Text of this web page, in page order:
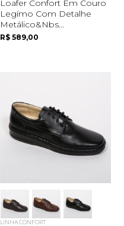
Loafer Confort Em Couro
Legímo Com Detalhe
Metálico&nbs...
R$ 589,00
LINHA CONFORT